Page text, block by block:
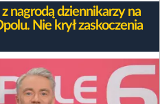
z nagrodą dziennikarzy na
Nie krył zaskoczenia